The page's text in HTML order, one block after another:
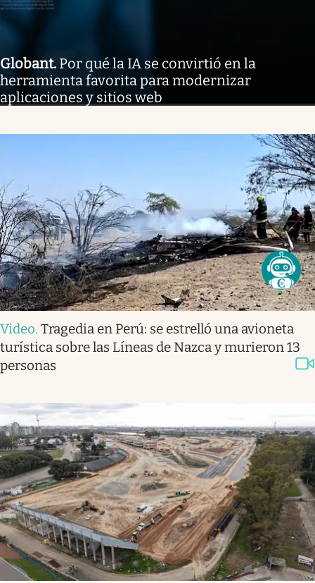
Globant. Por qué la IA se convirtió en la
herramienta favorita para modernizar
aplicaciones y sitios web
Video. Tragedia en Perú: se estrelló una avioneta
turística sobre las Líneas de Nazca y murieron 13
personas